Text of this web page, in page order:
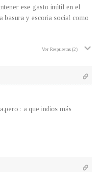
ese gasto inútil en el
basura y escoria social como
Ver Respuestas (2)
: a que indios más